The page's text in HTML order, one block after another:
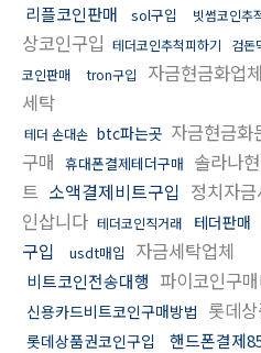
리플코인판매
sol구입 빗썸코인추
상코인구입 테더코인추척피하기 검돈
코인판매
tron구입 자금현금화업체
세탁
테더 손대손 btc파는곳 자금현금화
구매 휴대폰결제테더구매 솔라나
트 소액결제비트구입 정치자
인삽니다 테더코인직거래 테더판매
구입
usdt매입 자금세탁업체
비트코인전송대행 파이코인구
신용카드비트코인구매방법 롯데
롯데상품권코인구입 핸드폰결제